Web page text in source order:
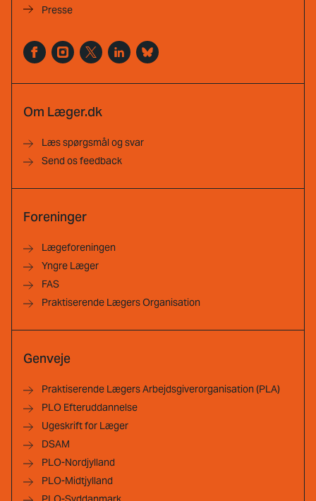
Presse
Om Læger.dk
Læs spørgsmål og svar
Send os feedback
Foreninger
Lægeforeningen
Yngre Læger
FAS
Praktiserende Lægers Organisation
Genveje
Praktiserende Lægers Arbejdsgiverorganisation (PLA)
PLO Efteruddannelse
Ugeskrift for Læger
DSAM
PLO-Nordjylland
PLO-Midtjylland